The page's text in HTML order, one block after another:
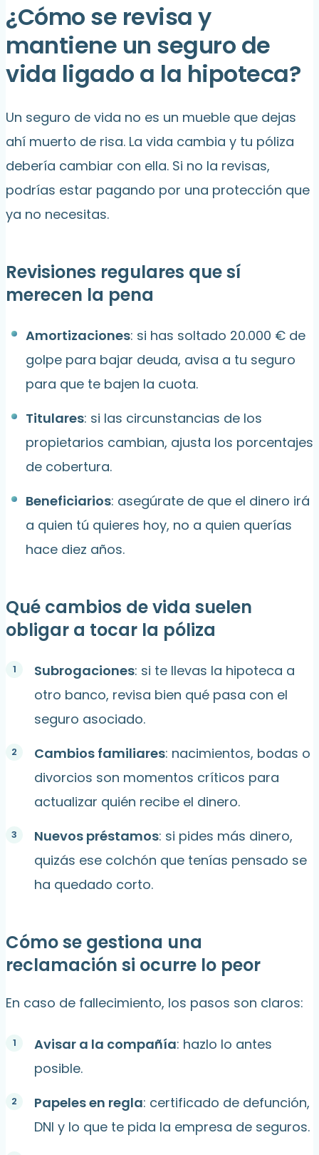
¿Cómo se revisa y
mantiene un seguro de
vida ligado a la hipoteca?
Un seguro de vida no es un mueble que dejas
ahí muerto de risa. La vida cambia y tu póliza
debería cambiar con ella. Si no la revisas,
podrías estar pagando por una protección que
ya no necesitas.
Revisiones regulares que sí
merecen la pena
Amortizaciones: si has soltado 20.000 € de
golpe para bajar deuda, avisa a tu seguro
para que te bajen la cuota.
Titulares: si las circunstancias de los
propietarios cambian, ajusta los porcentajes
de cobertura.
Beneficiarios: asegúrate de que el dinero irá
a quien tú quieres hoy, no a quien querías
hace diez años.
Qué cambios de vida suelen
obligar a tocar la póliza
Subrogaciones: si te llevas la hipoteca a
otro banco, revisa bien qué pasa con el
seguro asociado.
Cambios familiares: nacimientos, bodas o
divorcios son momentos críticos para
actualizar quién recibe el dinero.
Nuevos préstamos: si pides más dinero,
quizás ese colchón que tenías pensado se
ha quedado corto.
Cómo se gestiona una
reclamación si ocurre lo peor
En caso de fallecimiento, los pasos son claros:
Avisar a la compañía: hazlo lo antes
posible.
Papeles en regla: certificado de defunción,
DNI y lo que te pida la empresa de seguros.